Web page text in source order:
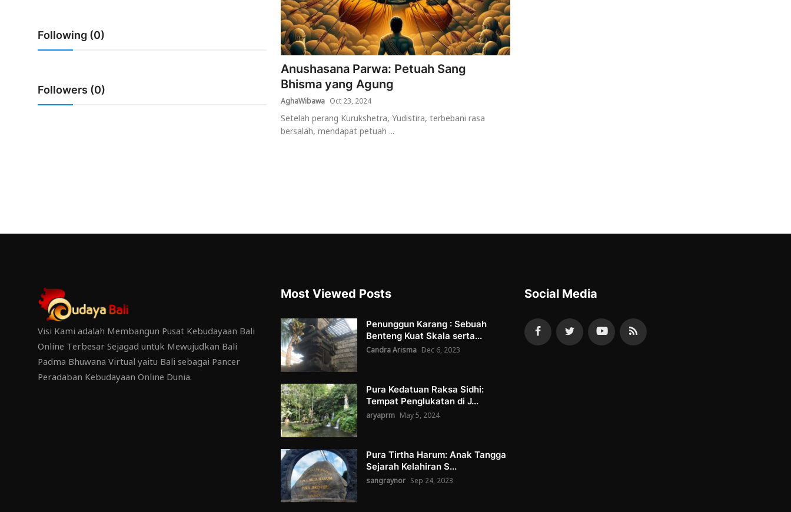
Indonesia
Following (0)
Followers (0)
Anushasana Parwa: Petuah Sang
Bhisma yang Agung
AghaWibawa Oct 23, 2024
Setelah perang Kurukshetra, Yudistira, terbebani rasa
bersalah, mendapat petuah ...
Visi Kami adalah Membangun Pusat Kebudayaan Bali
Online Terbesar Sejagad untuk Mewujudkan Bali
Padma Bhuwana Virtual yaitu Bali sebagai Pancer
Peradaban Kebudayaan Online Dunia.
Most Viewed Posts
Penunggun Karang : Sebuah
Benteng Kuat Skala serta...
Candra Arisma Dec 6, 2023
Pura Kedatuan Raksa Sidhi:
Tempat Penglukatan di J...
aryaprm May 5, 2024
Pura Tirtha Harum: Anak Tangga
Sejarah Kelahiran S...
sangraynor Sep 24, 2023
Social Media